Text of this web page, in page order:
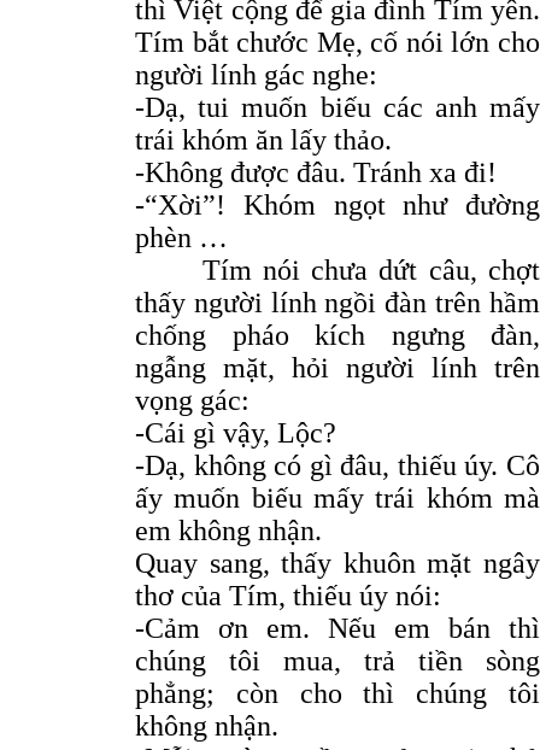
thì Việt cộng để gia đình Tím yên.
Tím bắt chước Mẹ, cố nói lớn cho
người lính gác nghe:
-Dạ, tui muốn biếu các anh mấy
trái khóm ăn lấy thảo.
-Không được đâu. Tránh xa đi!
-“Xời”! Khóm ngọt như đường
phèn …
Tím nói chưa dứt câu, chợt
thấy người lính ngồi đàn trên hầm
chống pháo kích ngưng đàn,
ngẫng mặt, hỏi người lính trên
vọng gác:
-Cái gì vậy, Lộc?
-Dạ, không có gì đâu, thiếu úy. Cô
ấy muốn biếu mấy trái khóm mà
em không nhận.
Quay sang, thấy khuôn mặt ngây
thơ của Tím, thiếu úy nói:
-Cảm ơn em. Nếu em bán thì
chúng tôi mua, trả tiền sòng
phẳng; còn cho thì chúng tôi
không nhận.